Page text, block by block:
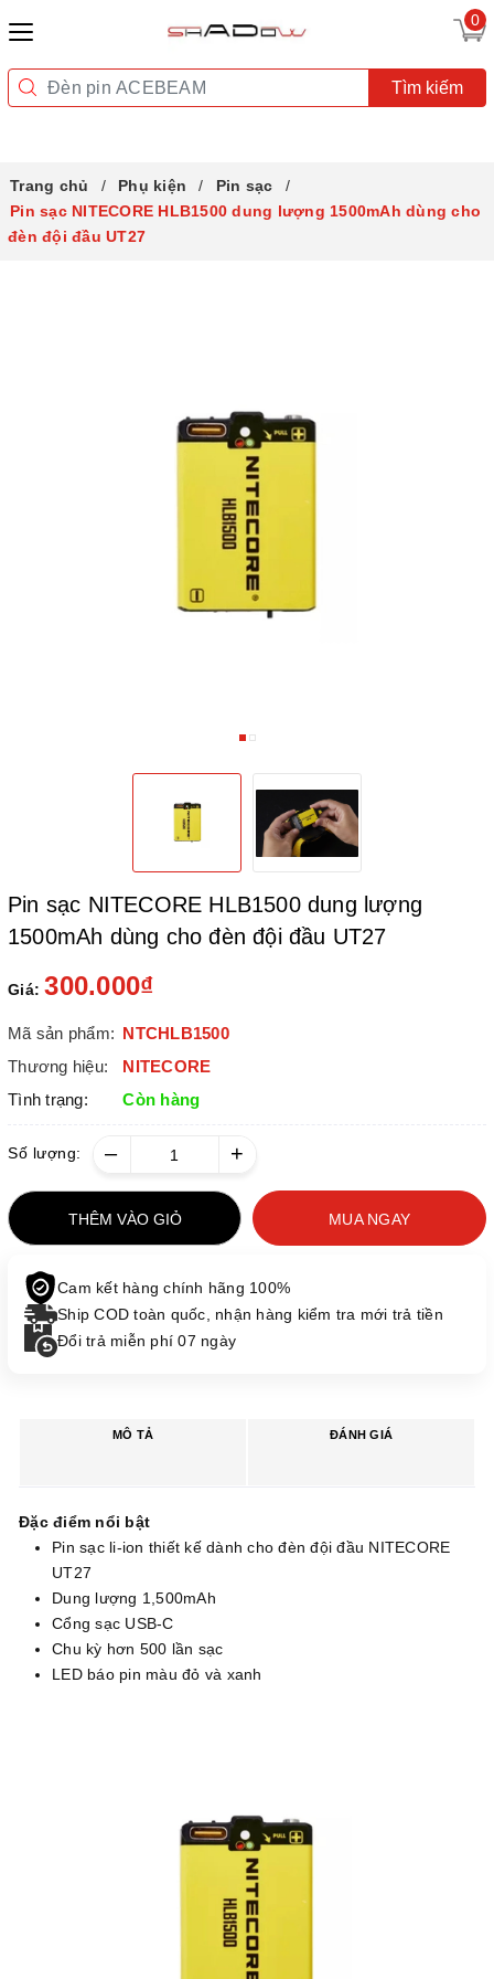
0
Tìm kiếm
Trang chủ Phụ kiện
Pin sạc
Pin sạc NITECORE HLB1500 dung lượng 1500mAh dùng cho
đèn đội đầu UT27
Pin sạc NITECORE HLB1500 dung lượng
1500mAh dùng cho đèn đội đầu UT27
Giá: 300.000₫
Mã sản phẩm: NTCHLB1500
Thương hiệu:
NITECORE
Tình trạng:
Còn hàng
Số lượng: – +
THÊM VÀO GIỎ MUA NGAY
Cam kết hàng chính hãng 100%
Ship COD toàn quốc, nhận hàng kiểm tra mới trả tiền
Đổi trả miễn phí 07 ngày
MÔ TẢ ĐÁNH GIÁ
Đặc điểm nổi bật
Pin sạc li-ion thiết kế dành cho đèn đội đầu NITECORE
UT27
Dung lượng 1,500mAh
Cổng sạc USB-C
Chu kỳ hơn 500 lần sạc
LED báo pin màu đỏ và xanh